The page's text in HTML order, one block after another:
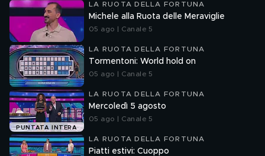
LA RUOTA DELLA FORTUNA
Michele alla Ruota delle Meraviglie
05 ago | Canale 5
LA RUOTA DELLA FORTUNA
Tormentoni: World hold on
05 ago | Canale 5
PUNTATA INTERA
LA RUOTA DELLA FORTUNA
Mercoledì 5 agosto
05 ago | Canale 5
LA RUOTA DELLA FORTUNA
Piatti estivi: Cuoppo